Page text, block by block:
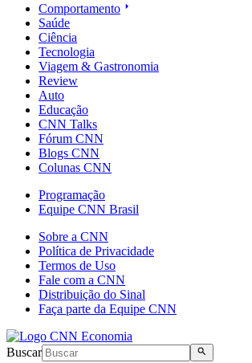
Comportamento
Saúde
Ciência
Tecnologia
Viagem & Gastronomia
Review
Auto
Educação
CNN Talks
Fórum CNN
Blogs CNN
Colunas CNN
Programação
Equipe CNN Brasil
Sobre a CNN
Política de Privacidade
Termos de Uso
Fale com a CNN
Distribuição do Sinal
Faça parte da Equipe CNN
Buscar